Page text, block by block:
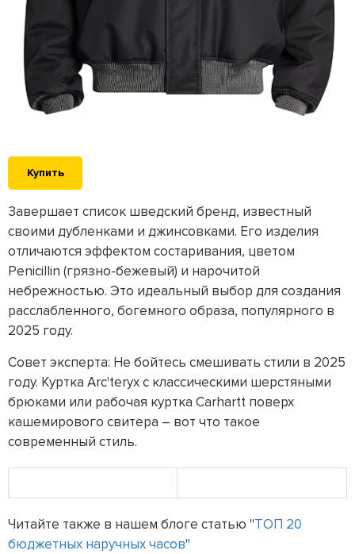
Купить
Завершает список шведский бренд, известный
своими дубленками и джинсовками. Его изделия
отличаются эффектом состаривания, цветом
Penicillin (грязно-бежевый) и нарочитой
небрежностью. Это идеальный выбор для создания
расслабленного, богемного образа, популярного в
2025 году.
Совет эксперта: Не бойтесь смешивать стили в 2025
году. Куртка Arc'teryx с классическими шерстяными
брюками или рабочая куртка Carhartt поверх
кашемирового свитера – вот что такое
современный стиль.
Читайте также в нашем блоге статью "ТОП 20
бюджетных наручных часов"